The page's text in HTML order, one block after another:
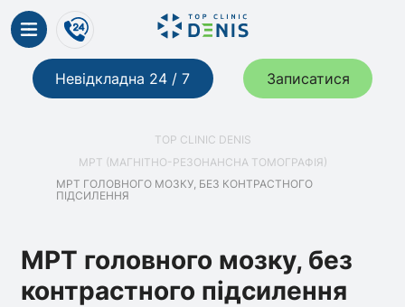
Невідкладна 24 / 7 Записатися
TOP CLINIC DENIS
МРТ (МАГНІТНО-РЕЗОНАНСНА ТОМОГРАФІЯ)
МРТ ГОЛОВНОГО МОЗКУ, БЕЗ КОНТРАСТНОГО
ПІДСИЛЕННЯ
МРТ головного мозку, без
контрастного підсилення